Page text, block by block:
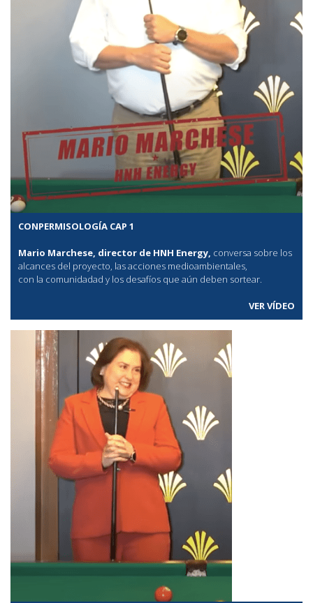
CONPERMISOLOGÍA CAP 1
Mario Marchese, director de HNH Energy, conversa sobre los
alcances del proyecto, las acciones medioambientales,
con la comunidadad y los desafíos que aún deben sortear.
VER VÍDEO